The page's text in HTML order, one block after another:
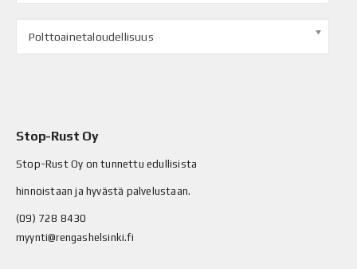
Polttoainetaloudellisuus
Stop-Rust Oy
Stop-Rust Oy on tunnettu edullisista
hinnoistaan ja hyvästä palvelustaan.
(09) 728 8430
myynti@rengashelsinki.fi